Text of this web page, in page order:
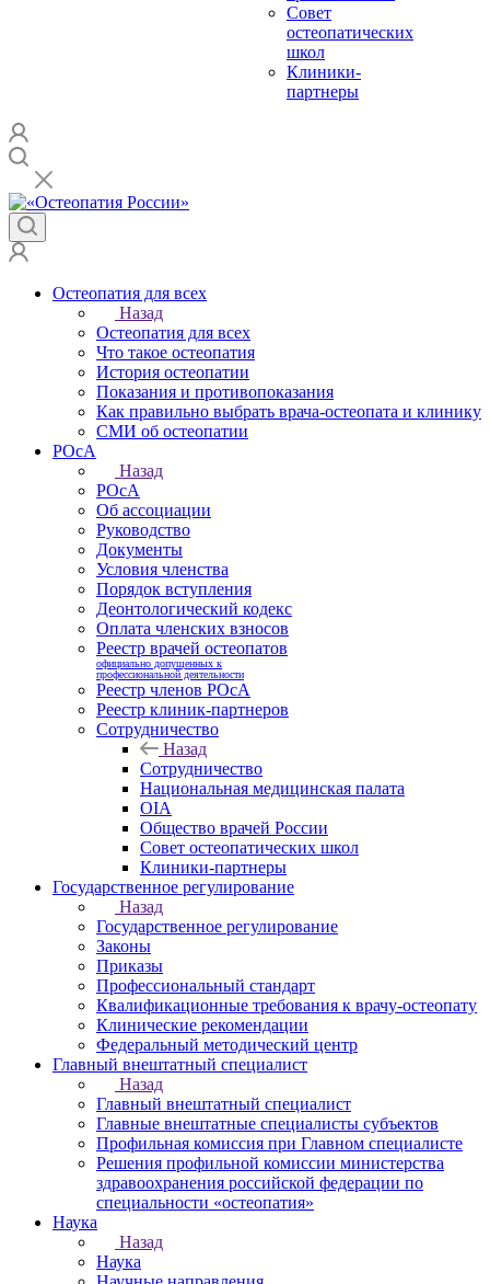
Совет
остеопатических
школ
Клиники-
партнеры
Остеопатия для всех
Назад
Остеопатия для всех
Что такое остеопатия
История остеопатии
Показания и противопоказания
Как правильно выбрать врача-остеопата и клинику
СМИ об остеопатии
РОсА
Назад
РОсА
Об ассоциации
Руководство
Документы
Условия членства
Порядок вступления
Деонтологический кодекс
Оплата членских взносов
Реестр врачей остеопатов
официально допущенных к
профессиональной деятельности
Реестр членов РОсА
Реестр клиник-партнеров
Сотрудничество
Назад
Сотрудничество
Национальная медицинская палата
OIA
Общество врачей России
Совет остеопатических школ
Клиники-партнеры
Государственное регулирование
Назад
Государственное регулирование
Законы
Приказы
Профессиональный стандарт
Квалификационные требования к врачу-остеопату
Клинические рекомендации
Федеральный методический центр
Главный внештатный специалист
Назад
Главный внештатный специалист
Главные внештатные специалисты субъектов
Профильная комиссия при Главном специалисте
Решения профильной комиссии министерства
здравоохранения российской федерации по
специальности «остеопатия»
Наука
Назад
Наука